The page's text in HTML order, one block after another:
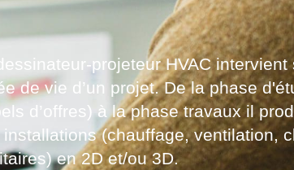
projeteur HVAC intervient
de vie d’un projet. De la phase
d’offres) à la phase travaux il
installations (chauffage, ventilation,
en 2D et/ou 3D.